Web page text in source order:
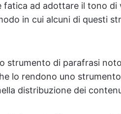
fatica ad adottare il tono di
in cui alcuni di questi
strumento di parafrasi
lo rendono uno
distribuzione dei